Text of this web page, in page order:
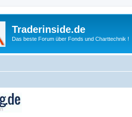
Traderinside.de
Das beste Forum über Fonds und Charttechnik !